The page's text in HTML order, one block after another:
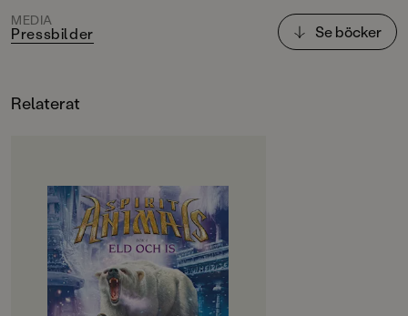
MEDIA
Pressbilder Se böcker
Relaterat
OM BOKEN
Märkliga saker håller på att hända.
Conor, Abeke, Meilin och Rollan
har sicksackat över hela Erdas i
kampen mot de hänsynslösa
Erövrarna. De fyra vännerna är
med sina magiska krafter från